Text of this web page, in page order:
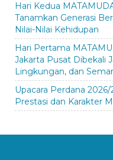
Hari Kedua
Tanamkan Generasi
Nilai-Nilai Kehidupan
Hari Pertama
Jakarta Pusat Dibekali
Lingkungan, dan
Upacara Perdana
Prestasi dan Karakter